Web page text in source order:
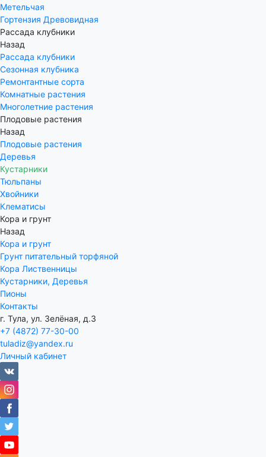
Метельчая
Гортензия Древовидная
Рассада клубники
Назад
Рассада клубники
Сезонная клубника
Ремонтантные сорта
Комнатные растения
Многолетние растения
Плодовые растения
Назад
Плодовые растения
Деревья
Кустарники
Тюльпаны
Хвойники
Клематисы
Кора и грунт
Назад
Кора и грунт
Грунт питательный торфяной
Кора Лиственницы
Кустарники, Деревья
Пионы
Контакты
г. Тула, ул. Зелёная, д.3
+7 (4872) 77-30-00
tuladiz@yandex.ru
Личный кабинет